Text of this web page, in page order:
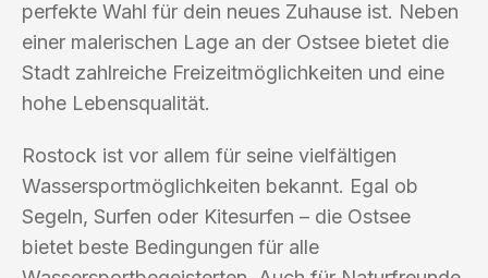
perfekte Wahl für dein neues Zuhause ist. Neben
einer malerischen Lage an der Ostsee bietet die
Stadt zahlreiche Freizeitmöglichkeiten und eine
hohe Lebensqualität.
Rostock ist vor allem für seine vielfältigen
Wassersportmöglichkeiten bekannt. Egal ob
Segeln, Surfen oder Kitesurfen – die Ostsee
bietet beste Bedingungen für alle